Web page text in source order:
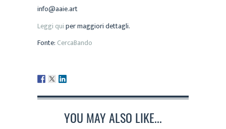
info@aaie.art
Leggi quiper maggiori dettagli.
Fonte: CercaBando
YOU MAY ALSO LIKE...